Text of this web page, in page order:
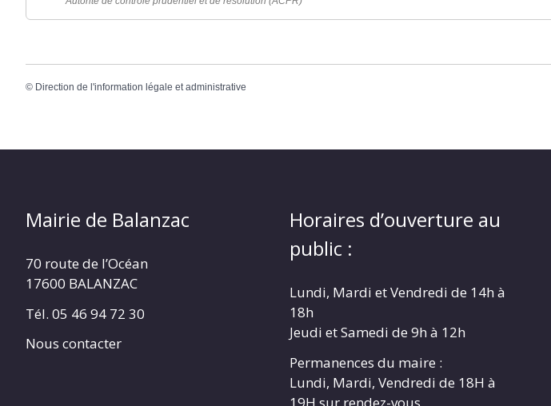
© Direction de l'information légale et administrative
Mairie de Balanzac
70 route de l’Océan
17600 BALANZAC
Tél. 05 46 94 72 30
Nous contacter
Horaires d’ouverture au
public :
Lundi, Mardi et Vendredi de 14h à
18h
Jeudi et Samedi de 9h à 12h
Permanences du maire :
Lundi, Mardi, Vendredi de 18H à
19H sur rendez-vous